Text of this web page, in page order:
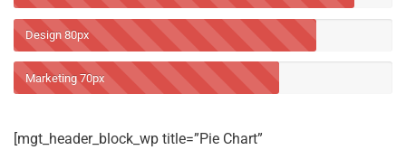
Design 80px
Marketing70px
[mgt_header_block_wp title=”Pie Chart”